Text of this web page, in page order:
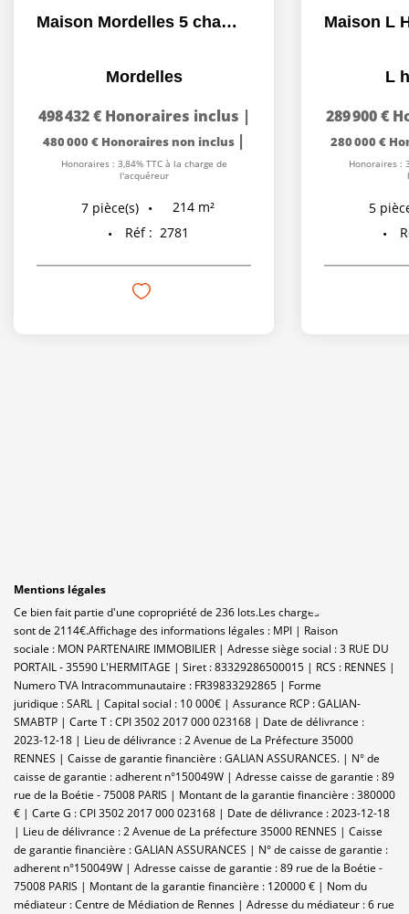
Maison Mordelles 5 chambres et bureau, 214 m² et 1225 m² de...
Mordelles
498 432 € Honoraires inclus |
480 000 € Honoraires non inclus |
Honoraires : 3,84% TTC à la charge de
l'acquéreur
7 pièce(s) 214 m²
Réf : 2781
L
289 900 €
280 000 €
Honoraires :
5
Mentions légales
Ce bien fait partie d'une copropriété de 236 lots.Les charges annuelles
sont de 2114€.Affichage des informations légales : MPI | Raison
sociale : MON PARTENAIRE IMMOBILIER | Adresse siège social : 3 RUE DU
PORTAIL - 35590 L'HERMITAGE | Siret : 83329286500015 | RCS : RENNES |
Numero TVA Intracommunautaire : FR39833292865 | Forme
juridique : SARL | Capital social : 10 000€ | Assurance RCP : GALIAN-
SMABTP | Carte T : CPI 3502 2017 000 023168 | Date de délivrance :
2023-12-18 | Lieu de délivrance : 2 Avenue de La Préfecture 35000
RENNES | Caisse de garantie financière : GALIAN ASSURANCES. | N° de
caisse de garantie : adherent n°150049W | Adresse caisse de garantie : 89
rue de la Boétie - 75008 PARIS | Montant de la garantie financière : 380000
€ | Carte G : CPI 3502 2017 000 023168 | Date de délivrance : 2023-12-18
| Lieu de délivrance : 2 Avenue de La préfecture 35000 RENNES | Caisse
de garantie financière : GALIAN ASSURANCES | N° de caisse de garantie :
adherent n°150049W | Adresse caisse de garantie : 89 rue de la Boétie -
75008 PARIS | Montant de la garantie financière : 120000 € | Nom du
médiateur : Centre de Médiation de Rennes | Adresse du médiateur : 6 rue